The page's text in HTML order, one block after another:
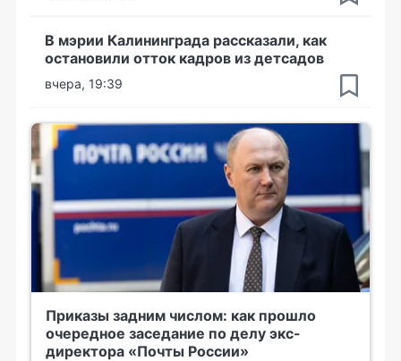
В мэрии Калининграда рассказали, как
остановили отток кадров из детсадов
вчера, 19:39
Приказы задним числом: как прошло
очередное заседание по делу экс-
директора «Почты России»